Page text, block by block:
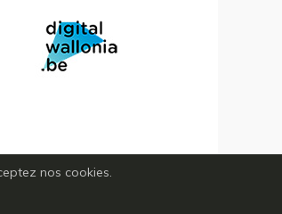
nos cookies.